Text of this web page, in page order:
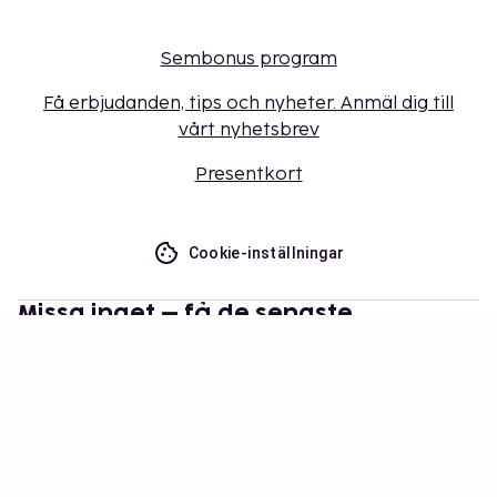
Sembonus program
Få erbjudanden, tips och nyheter. Anmäl dig till
vårt nyhetsbrev
Presentkort
Cookie-inställningar
Missa inget – få de senaste